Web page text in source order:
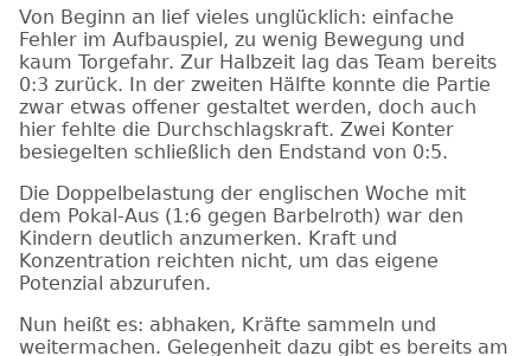
Von Beginn an lief vieles unglücklich: einfache
Fehler im Aufbauspiel, zu wenig Bewegung und
kaum Torgefahr. Zur Halbzeit lag das Team bereits
0:3 zurück. In der zweiten Hälfte konnte die Partie
zwar etwas offener gestaltet werden, doch auch
hier fehlte die Durchschlagskraft. Zwei Konter
besiegelten schließlich den Endstand von 0:5.
Die Doppelbelastung der englischen Woche mit
dem Pokal-Aus (1:6 gegen Barbelroth) war den
Kindern deutlich anzumerken. Kraft und
Konzentration reichten nicht, um das eigene
Potenzial abzurufen.
Nun heißt es: abhaken, Kräfte sammeln und
weitermachen. Gelegenheit dazu gibt es bereits am